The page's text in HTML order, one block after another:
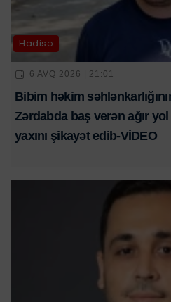
Hadisə
6 AVQ 2026 | 21:01
Bibim həkim
Zərdabda baş verən ağır
yaxını şikayət edib-VİDEO